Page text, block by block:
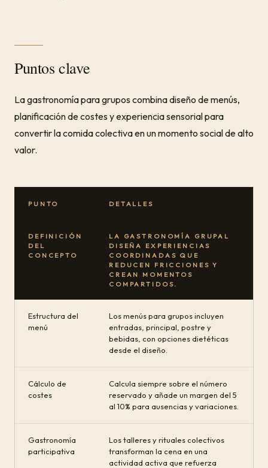
Puntos clave
La gastronomía para grupos combina diseño de menús,
planificación de costes y experiencia sensorial para
convertir la comida colectiva en un momento social de alto
valor.
PUNTO DETALLES
DEFINICIÓN
DEL
CONCEPTO
LA GASTRONOMÍA GRUPAL
DISEÑA EXPERIENCIAS
COORDINADAS QUE
REDUCEN FRICCIONES Y
CREAN MOMENTOS
COMPARTIDOS.
Estructura del
menú
Los menús para grupos incluyen
entradas, principal, postre y
bebidas, con opciones dietéticas
desde el diseño.
Cálculo de
costes
Calcula siempre sobre el número
reservado y añade un margen del 5
al 10% para ausencias y variaciones.
Gastronomía
participativa
Los talleres y rituales colectivos
transforman la cena en una
actividad activa que refuerza